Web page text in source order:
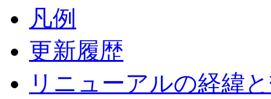
凡例
更新履歴
リニューアルの経緯